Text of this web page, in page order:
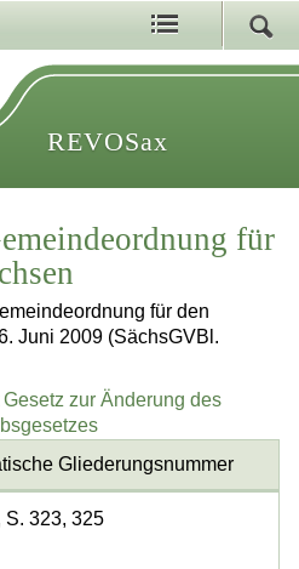
REVOSax
für
für den
Juni 2009 (SächsGVBl.
Gesetz zur Änderung des
Gliederungsnummer
S. 323, 325